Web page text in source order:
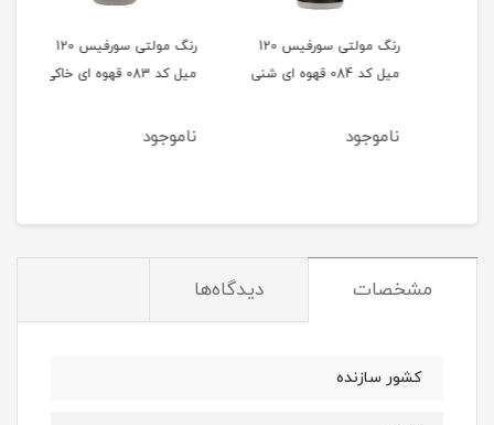
رنگ مولتی سورفیس 120
میل کد 084 قهوه ای شنی
ناموجود
رنگ مولتی سورفیس 120
میل کد 083 قهوه ای خاکی
ناموجود
مشخصات دیدگاه‌ها
کشور سازنده